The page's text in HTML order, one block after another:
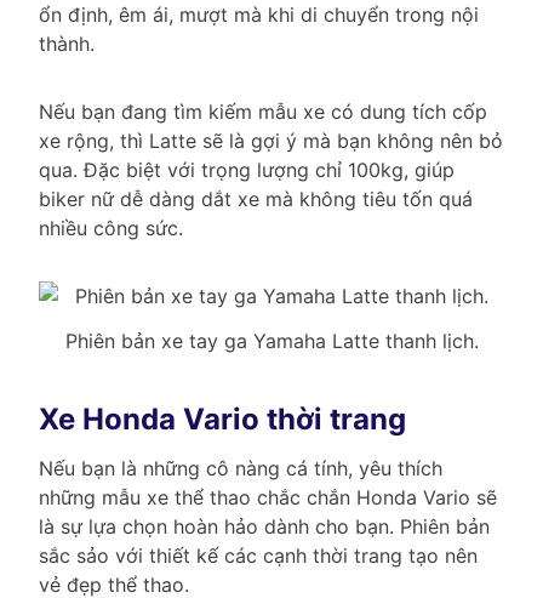
ổn định, êm ái, mượt mà khi di chuyển trong nội
thành.
Nếu bạn đang tìm kiếm mẫu xe có dung tích cốp
xe rộng, thì Latte sẽ là gợi ý mà bạn không nên bỏ
qua. Đặc biệt với trọng lượng chỉ 100kg, giúp
biker nữ dễ dàng dắt xe mà không tiêu tốn quá
nhiều công sức.
Phiên bản xe tay ga Yamaha Latte thanh lịch.
Xe Honda Vario thời trang
Nếu bạn là những cô nàng cá tính, yêu thích
những mẫu xe thể thao chắc chắn Honda Vario sẽ
là sự lựa chọn hoàn hảo dành cho bạn. Phiên bản
sắc sảo với thiết kế các cạnh thời trang tạo nên
vẻ đẹp thể thao.